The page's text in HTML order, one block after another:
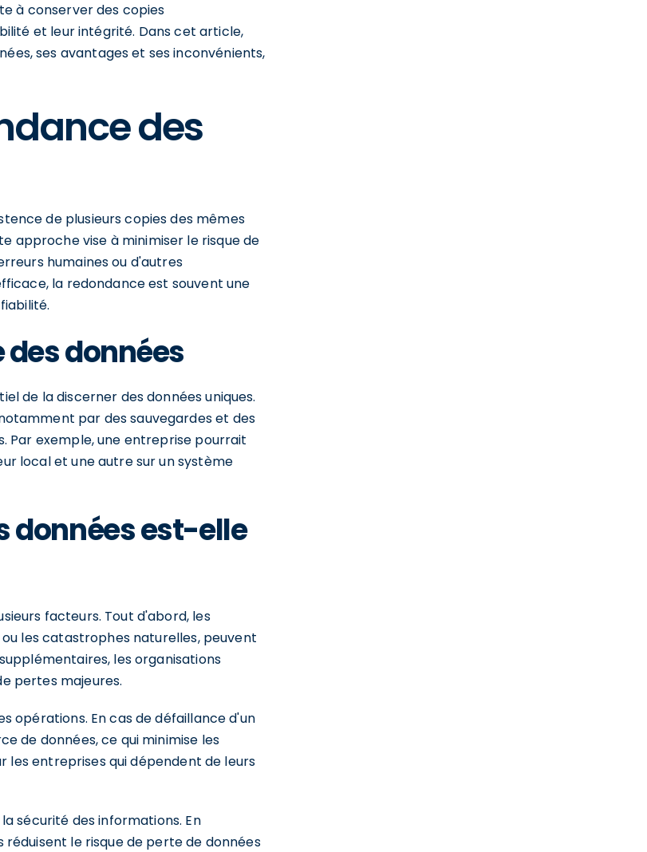
à conserver des copies
et leur intégrité. Dans cet article,
ses avantages et ses inconvénients,
des
de plusieurs copies des mêmes
approche vise à minimiser le risque de
humaines ou d'autres
la redondance est souvent une
données
de la discerner des données uniques.
par des sauvegardes et des
Par exemple, une entreprise pourrait
local et une autre sur un système
données est-elle
facteurs. Tout d'abord, les
les catastrophes naturelles, peuvent
les organisations
pertes majeures.
opérations. En cas de défaillance d'un
de données, ce qui minimise les
entreprises qui dépendent de leurs
sécurité des informations. En
le risque de perte de données